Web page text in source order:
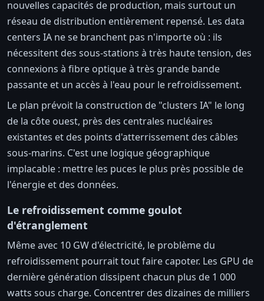
nouvelles capacités de production, mais surtout un
réseau de distribution entièrement repensé. Les data
centers IA ne se branchent pas n'importe où : ils
nécessitent des sous-stations à très haute tension, des
connexions à fibre optique à très grande bande
passante et un accès à l'eau pour le refroidissement.
Le plan prévoit la construction de "clusters IA" le long
de la côte ouest, près des centrales nucléaires
existantes et des points d'atterrissement des câbles
sous-marins. C'est une logique géographique
implacable : mettre les puces le plus près possible de
l'énergie et des données.
Le refroidissement comme goulot
d'étranglement
Même avec 10 GW d'électricité, le problème du
refroidissement pourrait tout faire capoter. Les GPU de
dernière génération dissipent chacun plus de 1 000
watts sous charge. Concentrer des dizaines de milliers